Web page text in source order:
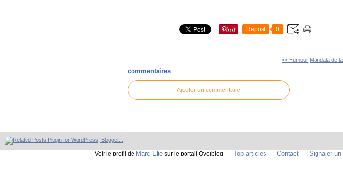
Repost 0
<< Humour Mandala de
commentaires
Ajouter un commentaire
Voir le profil de Marc-Elie sur le portail Overblog Top articles Contact Signaler un